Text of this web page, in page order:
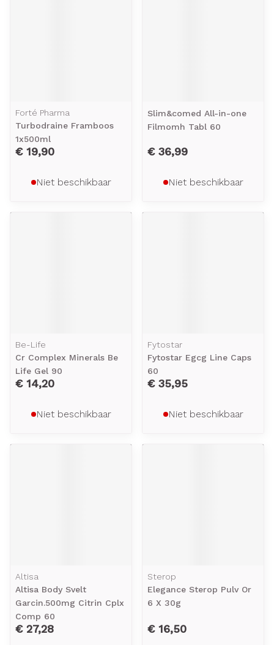
Forté Pharma
Turbodraine Framboos
1x500ml
€ 19,90
Niet beschikbaar
Slim&comed All-in-one
Filmomh Tabl 60
€ 36,99
Niet beschikbaar
Be-Life
Cr Complex Minerals Be
Life Gel 90
€ 14,20
Niet beschikbaar
Fytostar
Fytostar Egcg Line Caps
60
€ 35,95
Niet beschikbaar
Altisa
Altisa Body Svelt
Garcin.500mg Citrin Cplx
Comp 60
€ 27,28
Sterop
Elegance Sterop Pulv Or
6 X 30g
€ 16,50